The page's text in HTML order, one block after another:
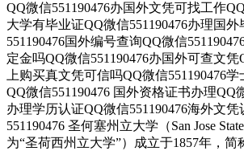
QQ微信551190476办国外文凭可找工作
大学有毕业证QQ微信551190476办理国
551190476国外编号查询QQ微信
定金吗QQ微信551190476办国外可查文凭
上购买真文凭可信吗QQ微信551190476
QQ微信551190476 国外资格证书办理QQ
办理学历认证QQ微信551190476海外文
551190476 圣何塞州立大学（San Jose
为“圣荷西州立大学”）成立于1857年，简